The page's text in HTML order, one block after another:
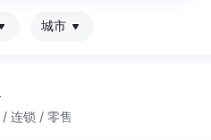
城市
连锁 / 零售